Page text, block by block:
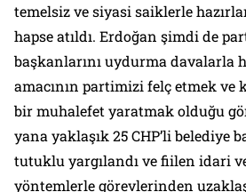
temelsiz ve siyasi saiklerle
hapse atıldı. Erdoğan şimdi de
başkanlarını uydurma davalarla
amacının partimizi felç etmek ve
bir muhalefet yaratmak olduğu
yana yaklaşık 25 CHP’li belediye
tutuklu yargılandı ve fiilen idari
yöntemlerle görevlerinden